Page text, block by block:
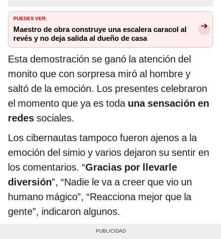
PUEDES VER:
Maestro de obra construye una escalera caracol al
revés y no deja salida al dueño de casa
Esta demostración se ganó la atención del
monito que con sorpresa miró al hombre y
saltó de la emoción. Los presentes celebraron
el momento que ya es toda una sensación en
redes sociales.
Los cibernautas tampoco fueron ajenos a la
emoción del simio y varios dejaron su sentir en
los comentarios. “Gracias por llevarle
diversión”, “Nadie le va a creer que vio un
humano mágico”, “Reacciona mejor que la
gente”, indicaron algunos.